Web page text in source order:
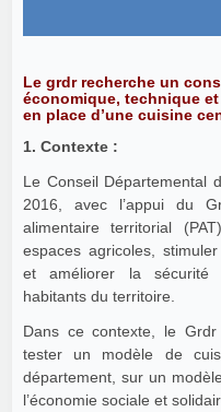
Le grdr recherche un
économique, technique
en place d’une cuisine
1. Contexte :
Le Conseil Départemental
2016, avec l’appui du
alimentaire territorial
espaces agricoles,
et améliorer la sécurité
habitants du territoire.
Dans ce contexte, le
tester un modèle de
département, sur un
l’économie sociale et